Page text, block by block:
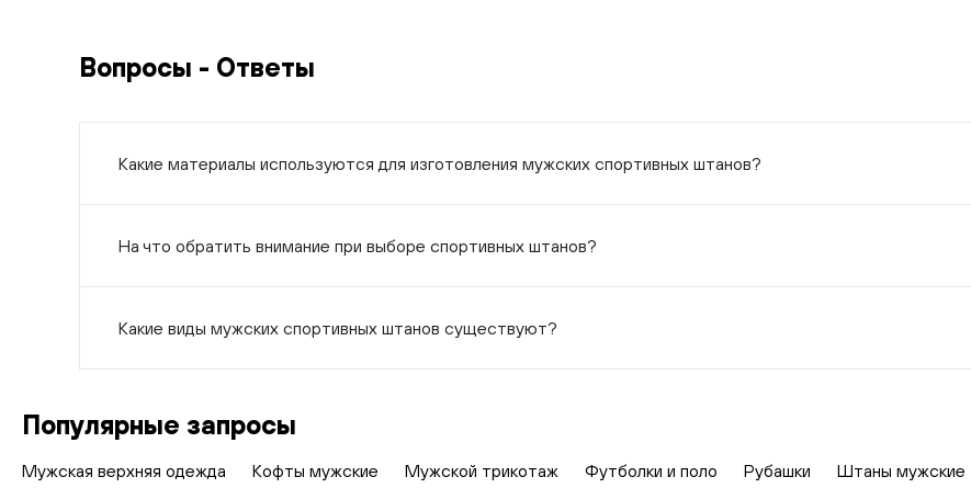
Вопросы - Ответы
Какие материалы используются для изготовления мужских спортивных штанов?
На что обратить внимание при выборе спортивных штанов?
Какие виды мужских спортивных штанов существуют?
Популярные запросы
Мужская верхняя одежда Кофты мужские Мужской трикотаж Футболки и поло Рубашки Штаны мужские